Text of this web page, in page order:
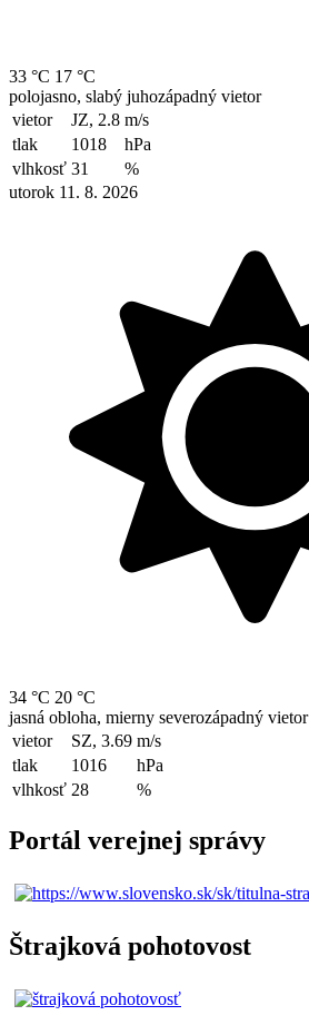
33 °C 17 °C
polojasno, slabý juhozápadný vietor
vietor
JZ, 2.8 m/s
tlak
1018
hPa
vlhkosť 31
%
utorok 11. 8. 2026
34 °C 20 °C
jasná obloha, mierny severozápadný vietor
vietor
SZ, 3.69 m/s
tlak
1016
hPa
vlhkosť 28 %
Portál verejnej správy
Štrajková pohotovost